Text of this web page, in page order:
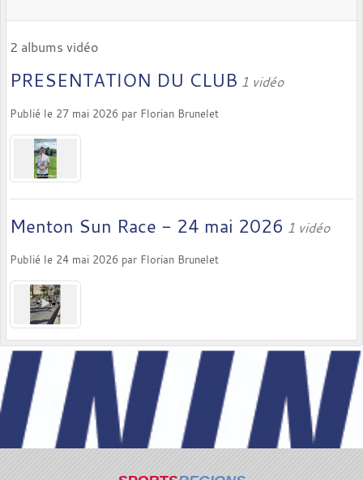
2 albums vidéo
PRESENTATION DU CLUB 1 vidéo
Publié le 27 mai 2026 par Florian Brunelet
Menton Sun Race - 24 mai 2026 1 vidéo
Publié le 24 mai 2026 par Florian Brunelet